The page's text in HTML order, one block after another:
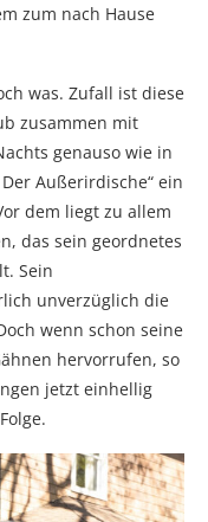
zum nach Hause
was. Zufall ist diese
zusammen mit
genauso wie in
Außerirdische“ ein
dem liegt zu allem
das sein geordnetes
Sein
unverzüglich die
wenn schon seine
hervorrufen, so
jetzt einhellig